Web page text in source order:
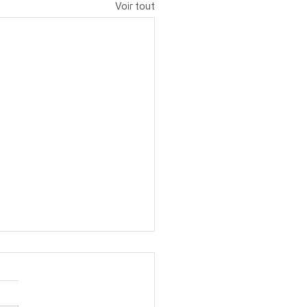
Voir tout
souscrire une